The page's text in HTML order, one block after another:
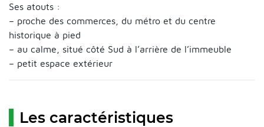
Ses atouts :
– proche des commerces, du métro et du centre
historique à pied
– au calme, situé côté Sud à l’arrière de l’immeuble
– petit espace extérieur
Les caractéristiques